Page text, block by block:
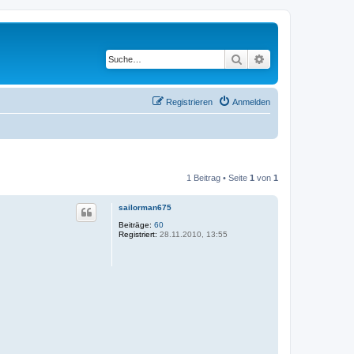
Suche
Anmelden
Registrieren
1 Beitrag • Seite 1 von 1
sailorman675
Beiträge: 60
Registriert: 28.11.2010, 13:55